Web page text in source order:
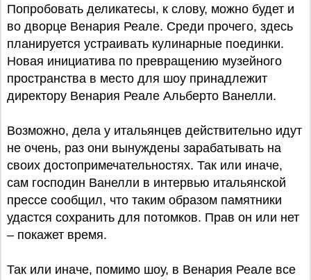
Попробовать деликатесы, к слову, можно будет и
во дворце Венария Реале. Среди прочего, здесь
планируется устраивать кулинарные поединки.
Новая инициатива по превращению музейного
пространства в место для шоу принадлежит
директору Венария Реале Альберто Ванелли.
Возможно, дела у итальянцев действительно идут
не очень, раз они вынуждены зарабатывать на
своих достопримечательностях. Так или иначе,
сам господин Ванелли в интервью итальянской
прессе сообщил, что таким образом памятники
удастся сохранить для потомков. Прав он или нет
– покажет время.
Так или иначе, помимо шоу, в Венария Реале все